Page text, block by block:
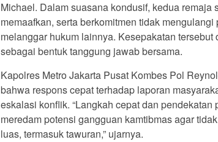
Michael. Dalam suasana kondusif, kedua remaja
memaafkan, serta berkomitmen tidak
melanggar hukum lainnya. Kesepakatan
sebagai bentuk tanggung jawab bersama.
Kapolres Metro Jakarta Pusat Kombes Pol
bahwa respons cepat terhadap laporan
eskalasi konflik. “Langkah cepat dan
meredam potensi gangguan kamtibmas agar
luas, termasuk tawuran,” ujarnya.